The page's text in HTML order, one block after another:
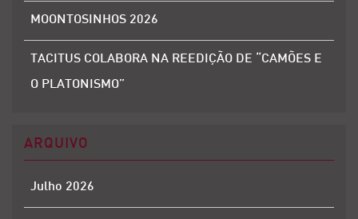
MOONTOSINHOS 2026
TACITUS COLABORA NA REEDIÇÃO DE “CAMÕES E
O PLATONISMO”
ARQUIVO
Julho 2026